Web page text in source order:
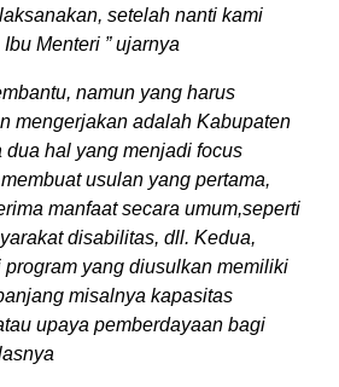
setelah nanti kami
Menteri ” ujarnya
namun yang harus
mengerjakan adalah Kabupaten
dua hal yang menjadi focus
usulan yang pertama,
manfaat secara umum,seperti
disabilitas, dll. Kedua,
yang diusulkan memiliki
misalnya kapasitas
upaya pemberdayaan bagi